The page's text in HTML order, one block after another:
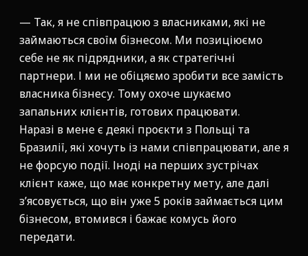
— Так, я не співпрацюю з власниками, які не
займаються своїм бізнесом. Ми позиціюємо
себе не як підрядники, а як стратегічні
партнери. І ми не обіцяємо зробити все замість
власника бізнесу. Тому охоче шукаємо
запальних клієнтів, готових працювати.
Наразі в мене є деякі проєкти з Польщі та
Бразилії, які хочуть із нами співпрацювати, але я
не форсую події. Іноді на перших зустрічах
клієнт каже, що має конкретну мету, але далі
з’ясовується, що він уже 5 років займається цим
бізнесом, втомився і бажає комусь його
передати.